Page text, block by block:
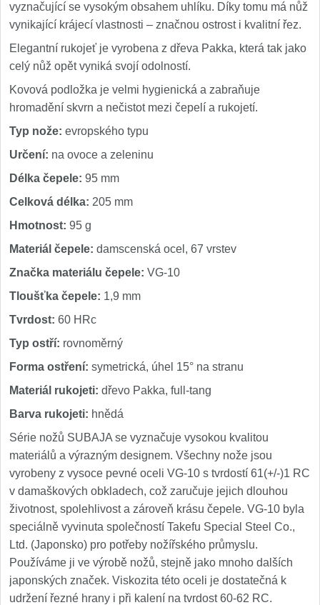
vyznačující se vysokým obsahem uhlíku. Díky tomu má nůž
vynikající krájecí vlastnosti – značnou ostrost i kvalitní řez.
Elegantní rukojeť je vyrobena z dřeva Pakka, která tak jako
celý nůž opět vyniká svojí odolností.
Kovová podložka je velmi hygienická a zabraňuje
hromadění skvrn a nečistot mezi čepelí a rukojetí.
Typ nože: evropského typu
Určení: na ovoce a zeleninu
Délka čepele: 95 mm
Celková délka: 205 mm
Hmotnost: 95 g
Materiál čepele: damscenská ocel, 67 vrstev
Značka materiálu čepele: VG-10
Tloušťka čepele: 1,9 mm
Tvrdost: 60 HRc
Typ ostří: rovnoměrný
Forma ostření: symetrická, úhel 15° na stranu
Materiál rukojeti: dřevo Pakka, full-tang
Barva rukojeti: hnědá
Série nožů SUBAJA se vyznačuje vysokou kvalitou
materiálů a výrazným designem. Všechny nože jsou
vyrobeny z vysoce pevné oceli VG-10 s tvrdostí 61(+/-)1 RC
v damaškových obkladech, což zaručuje jejich dlouhou
životnost, spolehlivost a zároveň krásu čepele. VG-10 byla
speciálně vyvinuta společností Takefu Special Steel Co.,
Ltd. (Japonsko) pro potřeby nožířského průmyslu.
Používáme ji ve výrobě nožů, stejně jako mnoho dalších
japonských značek. Viskozita této oceli je dostatečná k
udržení řezné hrany i při kalení na tvrdost 60-62 RC.